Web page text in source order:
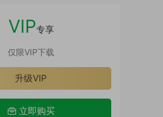
VIP专享
仅限VIP下载
升级VIP
立即购买